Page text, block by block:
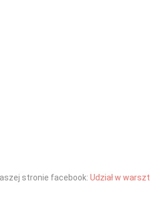
stronie facebook: Udział w